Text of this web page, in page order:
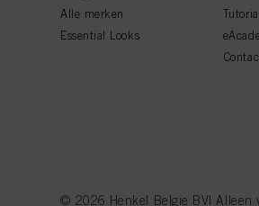
Alle merken
Essential Looks
© 2026 Henkel Belgie BV| Alleen